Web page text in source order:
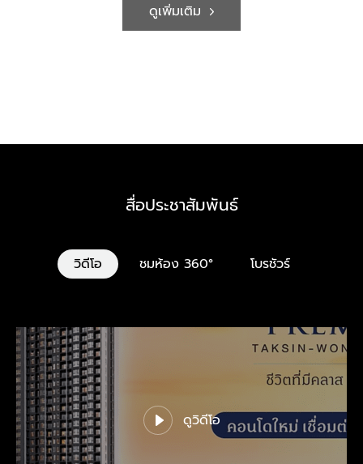
ดูเพิ่มเติม
สื่อประชาสัมพันธ์
วิดีโอ ชมห้อง 360° โบรชัวร์
ดูวิดีโอ